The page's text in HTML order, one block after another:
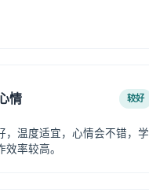
情 较好
，温度适宜，心情会不错，学
效率较高。